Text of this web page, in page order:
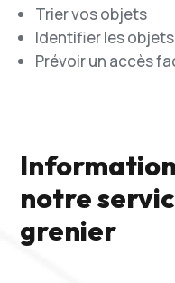
Trier vos objets
Identifier les
Prévoir un accès
notre
grenier